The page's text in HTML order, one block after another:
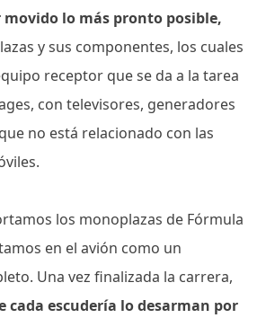
movido lo más pronto posible,
y sus componentes, los cuales
receptor que se da a la tarea
con televisores, generadores
no está relacionado con las
los monoplazas de Fórmula
en el avión como un
Una vez finalizada la carrera,
cada escudería lo desarman por